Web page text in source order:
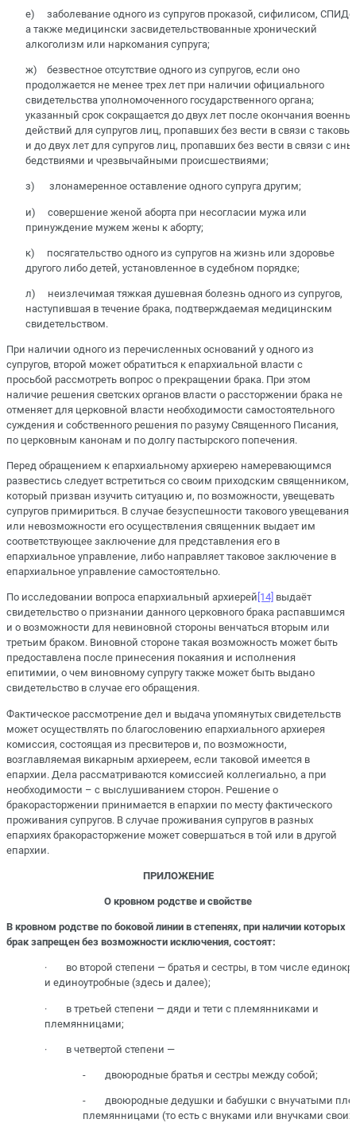
е) заболевание одного из супругов проказой, сифилисом,
а также медицински засвидетельствованные хронический
алкоголизм или наркомания супруга;
ж) безвестное отсутствие одного из супругов, если оно
продолжается не менее трех лет при наличии официального
свидетельства уполномоченного государственного органа;
указанный срок сокращается до двух лет после окончания
действий для супругов лиц, пропавших без вести в связи с
и до двух лет для супругов лиц, пропавших без вести в связи с
бедствиями и чрезвычайными происшествиями;
з) злонамеренное оставление одного супруга другим;
и) совершение женой аборта при несогласии мужа или
принуждение мужем жены к аборту;
к) посягательство одного из супругов на жизнь или здоровье
другого либо детей, установленное в судебном порядке;
л) неизлечимая тяжкая душевная болезнь одного из супругов,
наступившая в течение брака, подтверждаемая медицинским
свидетельством.
При наличии одного из перечисленных оснований у одного из
супругов, второй может обратиться к епархиальной власти с
просьбой рассмотреть вопрос о прекращении брака. При этом
наличие решения светских органов власти о рассторжении брака не
отменяет для церковной власти необходимости самостоятельного
суждения и собственного решения по разуму Священного Писания,
по церковным канонам и по долгу пастырского попечения.
Перед обращением к епархиальному архиерею намеревающимся
развестись следует встретиться со своим приходским священником,
который призван изучить ситуацию и, по возможности, увещевать
супругов примириться. В случае безуспешности такового увещевания
или невозможности его осуществления священник выдает им
соответствующее заключение для представления его в
епархиальное управление, либо направляет таковое заключение в
епархиальное управление самостоятельно.
По исследовании вопроса епархиальный архиерей [14] выдаёт
свидетельство о признании данного церковного брака распавшимся
и о возможности для невиновной стороны венчаться вторым или
третьим браком. Виновной стороне такая возможность может быть
предоставлена после принесения покаяния и исполнения
епитимии, о чем виновному супругу также может быть выдано
свидетельство в случае его обращения.
Фактическое рассмотрение дел и выдача упомянутых свидетельств
может осуществлять по благословению епархиального архиерея
комиссия, состоящая из пресвитеров и, по возможности,
возглавляемая викарным архиереем, если таковой имеется в
епархии. Дела рассматриваются комиссией коллегиально, а при
необходимости – с выслушиванием сторон. Решение о
бракорасторжении принимается в епархии по месту фактического
проживания супругов. В случае проживания супругов в разных
епархиях бракорасторжение может совершаться в той или в другой
епархии.
ПРИЛОЖЕНИЕ
О кровном родстве и свойстве
В кровном родстве по боковой линии в степенях, при наличии которых
брак запрещен без возможности исключения, состоят:
· во второй степени — братья и сестры, в том числе
и единоутробные (здесь и далее);
· в третьей степени — дяди и тети с племянниками и
племянницами;
· в четвертой степени —
- двоюродные братья и сестры между собой;
- двоюродные дедушки и бабушки с внучатыми
племянницами (то есть с внуками или внучками своих